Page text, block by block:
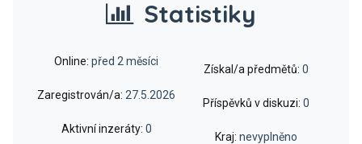
Statistiky
Online: před 2 měsíci
Zaregistrován/a: 27.5.2026
Aktivní inzeráty: 0
Získal/a předmětů: 0
Příspěvků v diskuzi: 0
Kraj: nevyplněno